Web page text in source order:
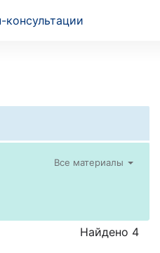
консультации
Все материалы
Найдено 4